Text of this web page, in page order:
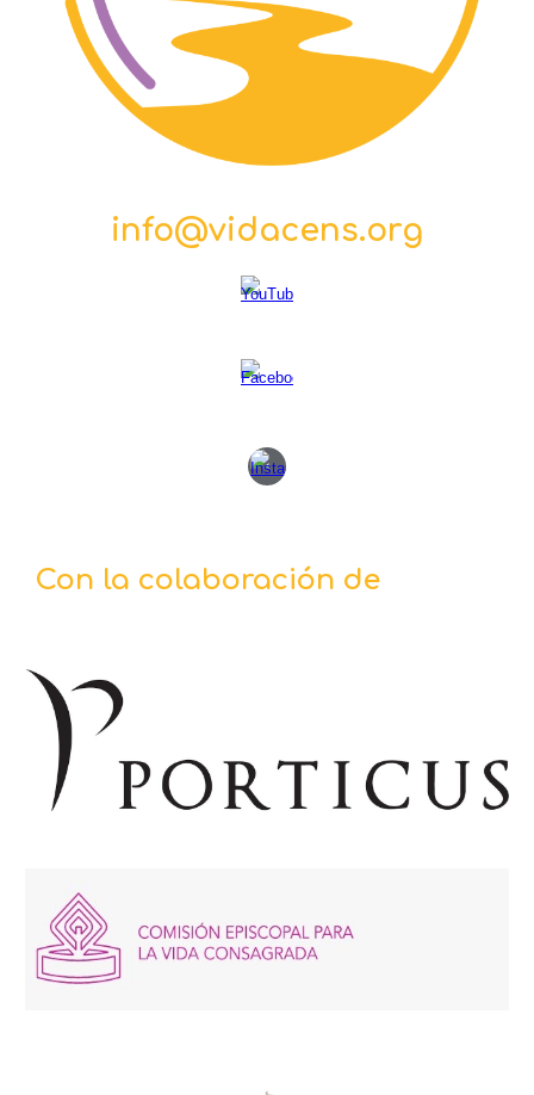
info@vidacens.org
Con la colaboración de